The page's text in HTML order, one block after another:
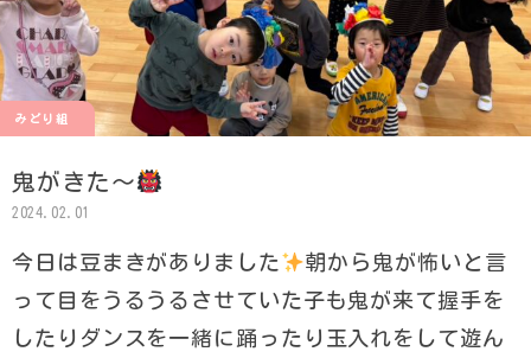
みどり組
鬼がきた〜
2024.02.01
今日は豆まきがありました
朝から鬼が怖いと言
って目をうるうるさせていた子も鬼が来て握手を
したりダンスを一緒に踊ったり玉入れをして遊ん